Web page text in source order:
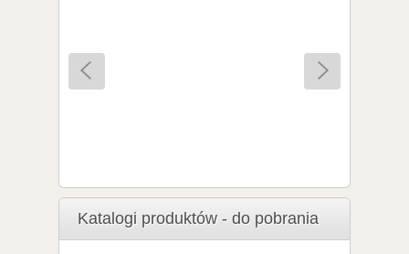
Katalogi produktów - do pobrania